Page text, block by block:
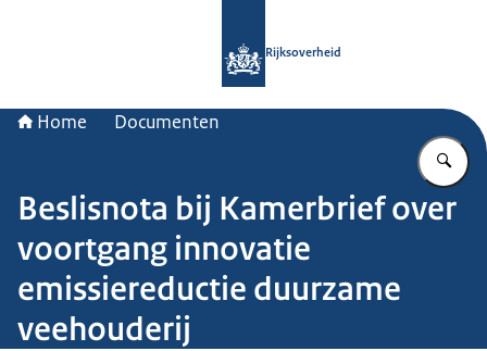
Rijksoverheid
Home Documenten
Beslisnota bij Kamerbrief over
voortgang innovatie
emissiereductie duurzame
veehouderij